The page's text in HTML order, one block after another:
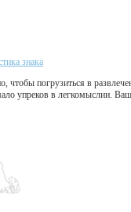
знака
чтобы погрузиться в
упреков в легкомыслии.